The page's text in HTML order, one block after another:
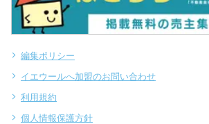
編集ポリシー
イエウールへ加盟のお問い合わせ
利用規約
個人情報保護方針